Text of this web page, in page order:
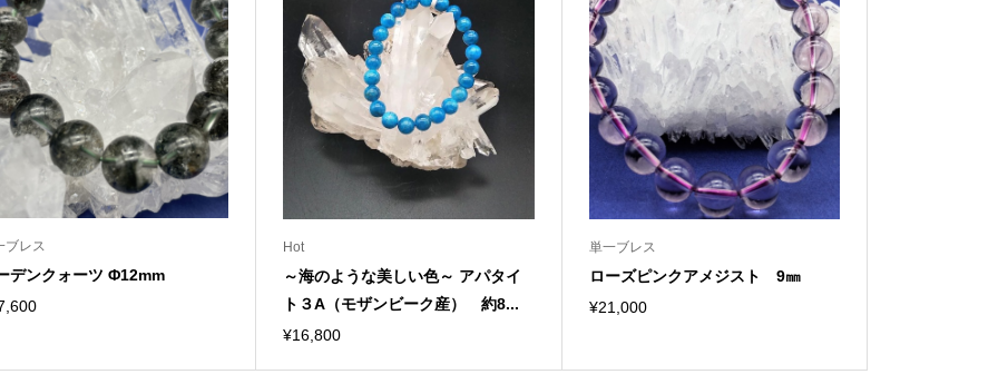
ブレス
デンクォーツ Φ12mm
Hot
～海のような美しい色～ アパタイ
ト３A（モザンビーク産） 約8...
¥16,800
単一ブレス
ローズピンクアメジスト 9㎜
¥21,000